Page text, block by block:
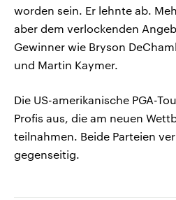
worden sein. Er lehnte ab.
aber dem verlockenden
Gewinner wie Bryson
und Martin Kaymer.
Die US-amerikanische PGA-
Profis aus, die am neuen
teilnahmen. Beide Parteien
gegenseitig.